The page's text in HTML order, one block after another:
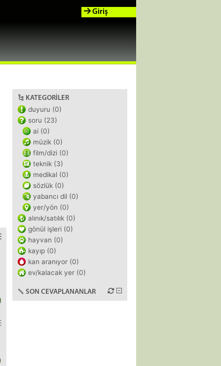
Giriş
KATEGORILER
duyuru (0)
soru (23)
ai (0)
müzik (0)
film/dizi (0)
teknik (3)
medikal (0)
sözlük (0)
yabancı dil (0)
yer/yön (0)
alınık/satılık (0)
gönül işleri (0)
hayvan (0)
kayıp (0)
kan aranıyor (0)
ev/kalacak yer (0)
SON CEVAPLANANLAR